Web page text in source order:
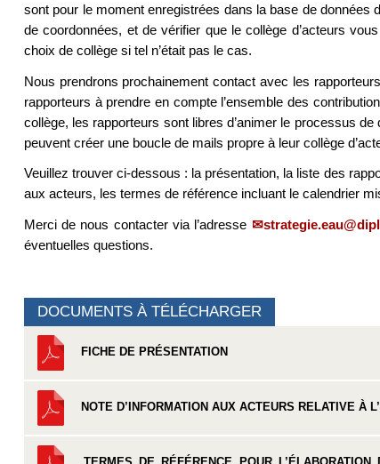
sont pour le moment enregistrées dans la base de données
de coordonnées, et de vérifier que le collège d’acteurs
choix de collège si tel n’était pas le cas.
Nous prendrons prochainement contact avec les
rapporteurs à prendre en compte l’ensemble des
collège, les rapporteurs sont libres d’animer le processus
peuvent créer une boucle de mails propre à leur collège
Veuillez trouver ci-dessous : la présentation, la liste des
aux acteurs, les termes de référence incluant le calendrier
Merci de nous contacter via l’adresse
éventuelles questions.
DOCUMENTS À TÉLÉCHARGER
FICHE DE PRÉSENTATION
NOTE D’INFORMATION AUX ACTEURS RELATIVE À